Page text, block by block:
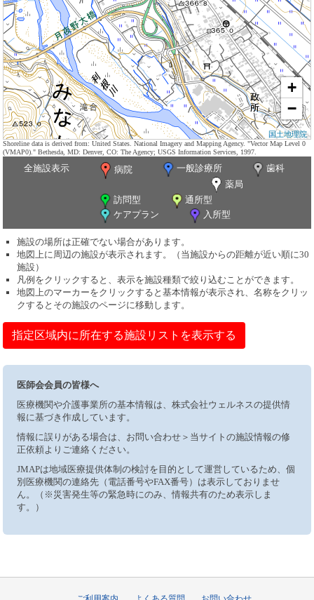
+
−
国土地理院
Shoreline data is derived from: United States. National Imagery and Mapping Agency. "Vector Map Level 0
(VMAP0)." Bethesda, MD: Denver, CO: The Agency; USGS Information Services, 1997.
全施設表示 病院 一般診療所
歯科
薬局
訪問型
通所型
ケアプラン
入所型
施設の場所は正確でない場合があります。
地図上に周辺の施設が表示されます。（当施設からの距離が近い順に30
施設）
凡例をクリックすると、表示を施設種類で絞り込むことができます。
地図上のマーカーをクリックすると基本情報が表示され、名称をクリッ
クするとその施設のページに移動します。
指定区域内に所在する施設リストを表示する
医師会会員の皆様へ
医療機関や介護事業所の基本情報は、株式会社ウェルネスの提供情
報に基づき作成しています。
情報に誤りがある場合は、お問い合わせ＞当サイトの施設情報の修
正依頼よりご連絡ください。
JMAPは地域医療提供体制の検討を目的として運営しているため、個
別医療機関の連絡先（電話番号やFAX番号）は表示しておりませ
ん。（※災害発生等の緊急時にのみ、情報共有のため表示しま
す。）